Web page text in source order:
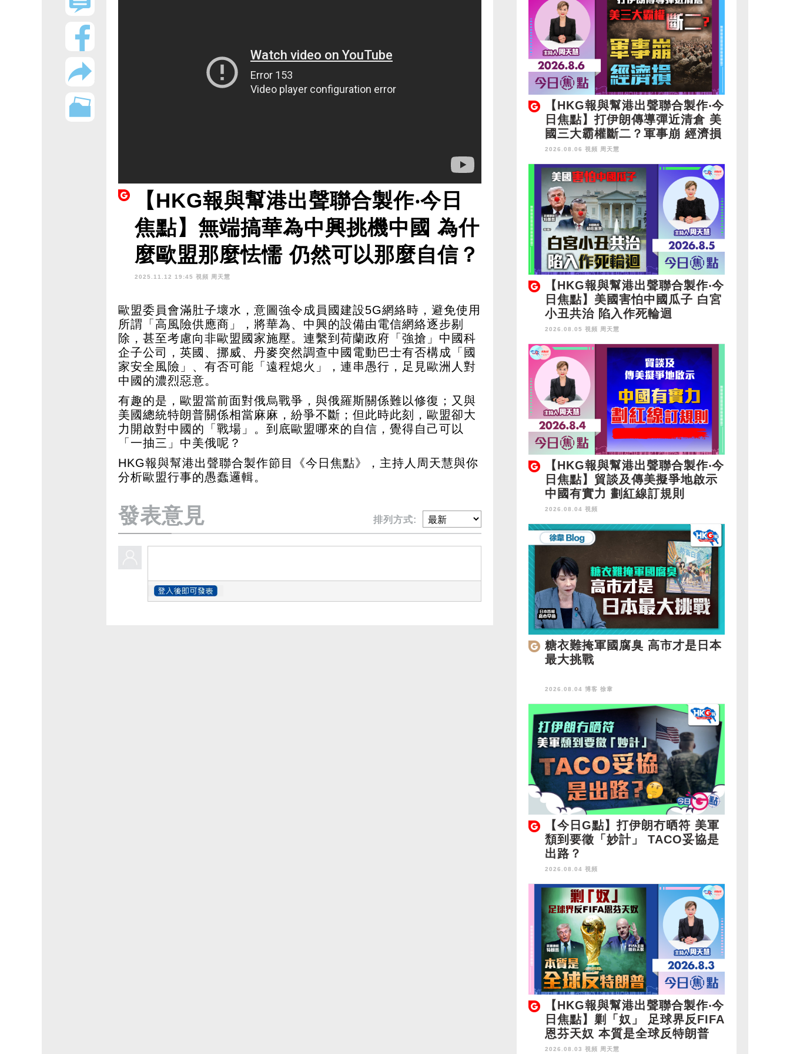
【HKG報與幫港出聲聯合製作‧今日
焦點】無端搞華為中興挑機中國 為什
麼歐盟那麼怯懦 仍然可以那麼自信？
2025.11.12 19:45 視頻 周天慧
歐盟委員會滿肚子壞水，意圖強令成員國建設5G網絡時，避免使用
所謂「高風險供應商」，將華為、中興的設備由電信網絡逐步剔
除，甚至考慮向非歐盟國家施壓。連繫到荷蘭政府「強搶」中國科
企子公司，英國、挪威、丹麥突然調查中國電動巴士有否構成「國
家安全風險」、有否可能「遠程熄火」，連串愚行，足見歐洲人對
中國的濃烈惡意。
有趣的是，歐盟當前面對俄烏戰爭，與俄羅斯關係難以修復；又與
美國總統特朗普關係相當麻麻，紛爭不斷；但此時此刻，歐盟卻大
力開啟對中國的「戰場」。到底歐盟哪來的自信，覺得自己可以
「一抽三」中美俄呢？
HKG報與幫港出聲聯合製作節目《今日焦點》，主持人周天慧與你
分析歐盟行事的愚蠢邏輯。
發表意見 排列方式:
【HKG報與幫港出聲聯合製作‧今
日焦點】打伊朗傳導彈近清倉 美
國三大霸權斷二？軍事崩 經濟損
2026.08.06 視頻 周天慧
【HKG報與幫港出聲聯合製作‧今
日焦點】美國害怕中國瓜子 白宮
小丑共治 陷入作死輪迴
2026.08.05 視頻 周天慧
【HKG報與幫港出聲聯合製作‧今
日焦點】貿談及傳美擬爭地啟示
中國有實力 劃紅線訂規則
2026.08.04 視頻
糖衣難掩軍國腐臭 高市才是日本
最大挑戰
2026.08.04 博客 徐韋
【今日G點】打伊朗冇晒符 美軍
頹到要徵「妙計」 TACO妥協是
出路？
2026.08.04 視頻
【HKG報與幫港出聲聯合製作‧今
日焦點】剿「奴」 足球界反FIFA
恩芬天奴 本質是全球反特朗普
2026.08.03 視頻 周天慧